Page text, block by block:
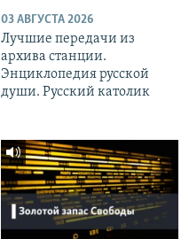
03 АВГУСТА 2026
Лучшие передачи из
архива станции.
Энциклопедия русской
души. Русский католик